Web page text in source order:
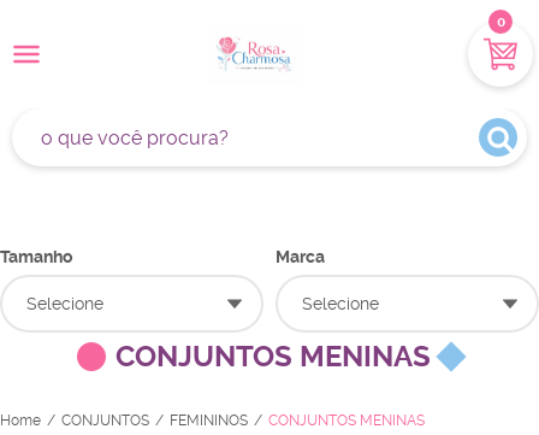
0
Tamanho
Selecione
Marca
Selecione
CONJUNTOS MENINAS
Home CONJUNTOS FEMININOS CONJUNTOS MENINAS